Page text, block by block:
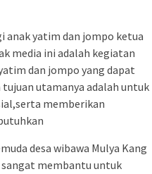
anak yatim dan jompo ketua
media ini adalah kegiatan
dan jompo yang dapat
utamanya adalah untuk
memberikan
desa wibawa Mulya Kang
sangat membantu untuk